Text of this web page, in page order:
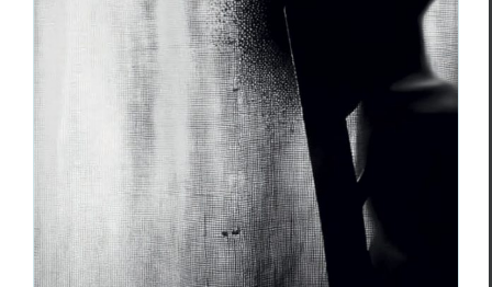
Sara Balbi di Bernardo, Les Fenêtres suivi
de Quoi
Critiques Sara Balbi Di Bernardo